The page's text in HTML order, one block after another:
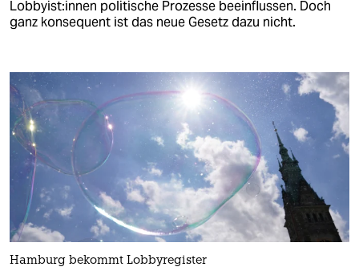
Lobbyist:innen politische Prozesse beeinflussen. Doch
ganz konsequent ist das neue Gesetz dazu nicht.
Hamburg bekommt Lobbyregister